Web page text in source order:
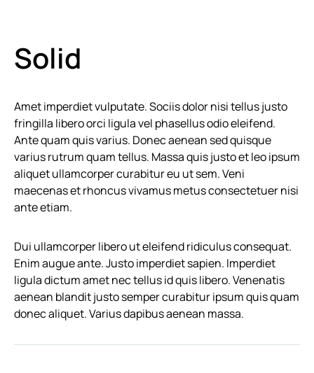
Solid
Amet imperdiet vulputate. Sociis dolor nisi tellus justo
fringilla libero orci ligula vel phasellus odio eleifend.
Ante quam quis varius. Donec aenean sed quisque
varius rutrum quam tellus. Massa quis justo et leo ipsum
aliquet ullamcorper curabitur eu ut sem. Veni
maecenas et rhoncus vivamus metus consectetuer nisi
ante etiam.
Dui ullamcorper libero ut eleifend ridiculus consequat.
Enim augue ante. Justo imperdiet sapien. Imperdiet
ligula dictum amet nec tellus id quis libero. Venenatis
aenean blandit justo semper curabitur ipsum quis quam
donec aliquet. Varius dapibus aenean massa.